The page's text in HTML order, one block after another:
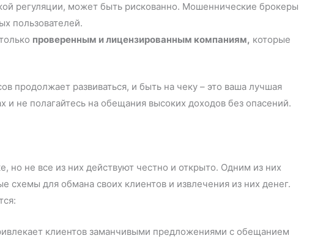
регуляции, может быть рискованно. Мошеннические брокеры
пользователей.
проверенным и лицензированным компаниям, которые
продолжает развиваться, и быть на чеку – это ваша лучшая
не полагайтесь на обещания высоких доходов без опасений.
не все из них действуют честно и открыто. Одним из них
схемы для обмана своих клиентов и извлечения из них денег.
клиентов заманчивыми предложениями с обещанием